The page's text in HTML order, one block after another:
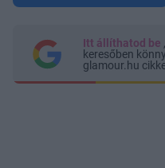
Itt állíthatod be
keresőben
glamour.hu